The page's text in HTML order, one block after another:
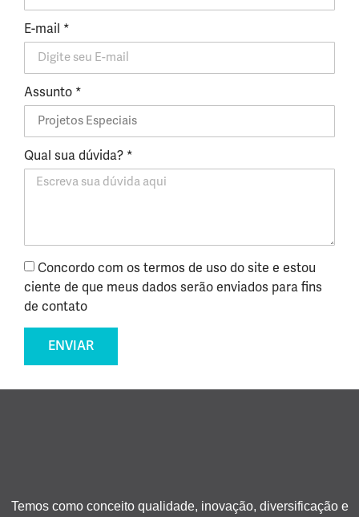
E-mail *
Assunto *
Qual sua dúvida? *
Concordo com os termos de uso do site e estou
ciente de que meus dados serão enviados para fins
de contato
ENVIAR
Temos como conceito qualidade, inovação, diversificação e